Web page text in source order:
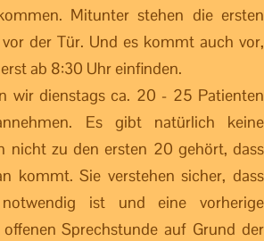
Mitunter stehen die ersten
der Tür. Und es kommt auch vor,
ab 8:30 Uhr einfinden.
wir dienstags ca. 20 - 25 Patienten
Es gibt natürlich keine
nicht zu den ersten 20 gehört, dass
kommt. Sie verstehen sicher, dass
ist und eine vorherige
Sprechstunde auf Grund der